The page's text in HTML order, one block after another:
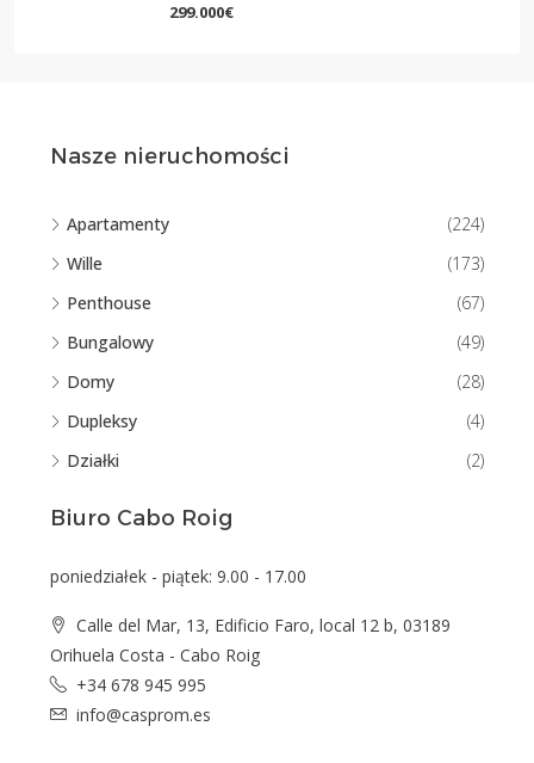
299.000€
Nasze nieruchomości
Apartamenty
(224)
Wille
(173)
Penthouse
(67)
Bungalowy
(49)
Domy
(28)
Dupleksy
(4)
Działki
(2)
Biuro Cabo Roig
poniedziałek - piątek: 9.00 - 17.00
Calle del Mar, 13, Edificio Faro, local 12 b, 03189
Orihuela Costa - Cabo Roig
+34 678 945 995
info@casprom.es